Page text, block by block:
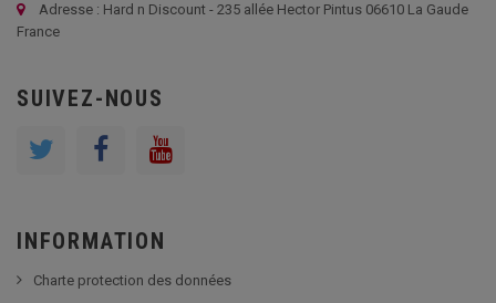
Adresse : Hard n Discount - 235 allée Hector Pintus 06610 La Gaude
France
SUIVEZ-NOUS
INFORMATION
Charte protection des données